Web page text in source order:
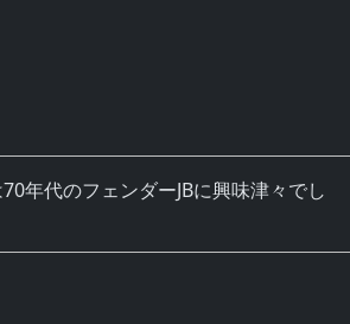
年代のフェンダーJBに興味津々でし